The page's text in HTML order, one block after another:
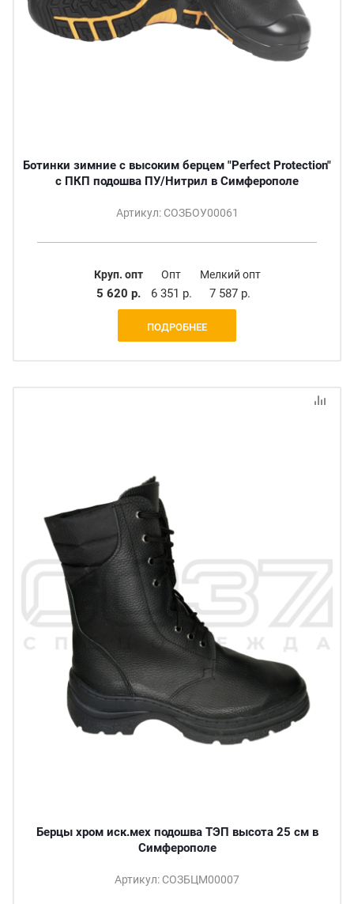
Ботинки зимние с высоким берцем "Perfect Protection"
с ПКП подошва ПУ/Нитрил в Симферополе
Артикул: СОЗБОУ00061
Круп. опт
5 620 р.
Опт
6 351 р.
Мелкий опт
7 587 р.
ПОДРОБНЕЕ
Берцы хром иск.мех подошва ТЭП высота 25 см в
Симферополе
Артикул: СОЗБЦМ00007